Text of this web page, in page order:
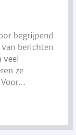
begrijpend
berichten
ze